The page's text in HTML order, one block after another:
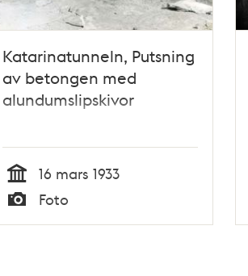
Katarinatunneln, Putsning
av betongen med
alundumslipskivor
Tid
16 mars 1933
Typ
Foto